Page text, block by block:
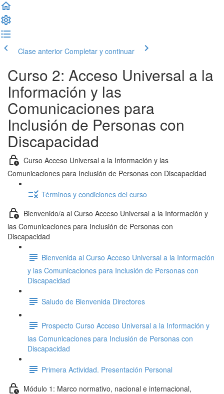
Clase anterior Completar y continuar
Curso 2: Acceso Universal a la
Información y las
Comunicaciones para
Inclusión de Personas con
Discapacidad
Curso Acceso Universal a la Información y las
Comunicaciones para Inclusión de Personas con Discapacidad
Términos y condiciones del curso
Bienvenido/a al Curso Acceso Universal a la Información y
las Comunicaciones para Inclusión de Personas con
Discapacidad
Bienvenida al Curso Acceso Universal a la Información
y las Comunicaciones para Inclusión de Personas con
Discapacidad
Saludo de Bienvenida Directores
Prospecto Curso Acceso Universal a la Información y
las Comunicaciones para Inclusión de Personas con
Discapacidad
Primera Actividad. Presentación Personal
Módulo 1: Marco normativo, nacional e internacional,